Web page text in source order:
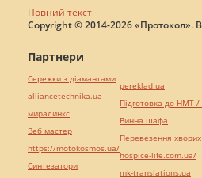
Повний текст
Copyright © 2014-2026 «Протокол».
Партнери
Сережки з діамантами
alliancetechnika.ua
миралинкс
Веб мастер
https://motokosmos.ua/
Синтезатори
pereklad.ua
Підготовка до НМТ
Винна шафа
Перевезення хворих
hospice-life.com.ua/
mk-translations.ua